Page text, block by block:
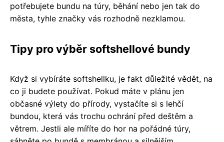
potřebujete bundu na túry, běhání nebo jen tak do
města, tyhle značky vás rozhodně nezklamou.
Tipy pro výběr softshellové bundy
Když si vybíráte softshellku, je fakt důležité vědět, na
co ji budete používat. Pokud máte v plánu jen
občasné výlety do přírody, vystačíte si s lehčí
bundou, která vás trochu ochrání před deštěm a
větrem. Jestli ale míříte do hor na pořádné túry,